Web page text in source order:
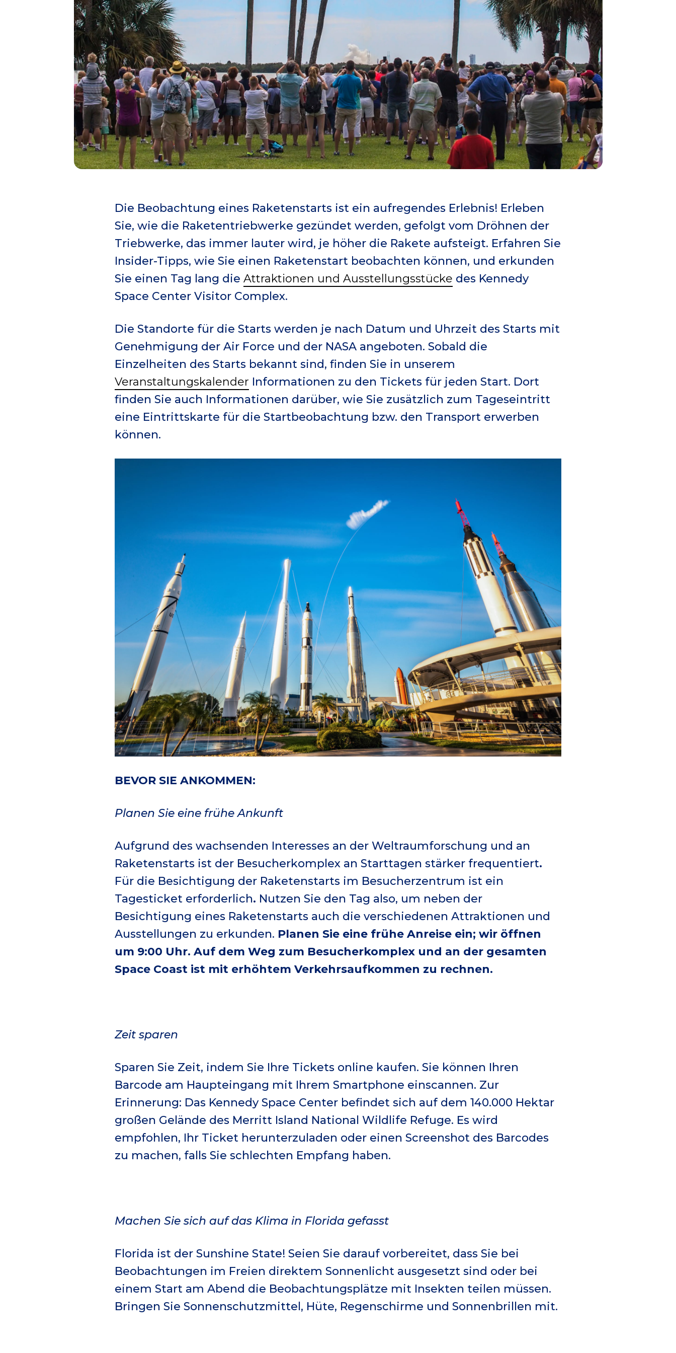
Die Beobachtung eines Raketenstarts ist ein aufregendes Erlebnis! Erleben
Sie, wie die Raketentriebwerke gezündet werden, gefolgt vom Dröhnen der
Triebwerke, das immer lauter wird, je höher die Rakete aufsteigt. Erfahren Sie
Insider-Tipps, wie Sie einen Raketenstart beobachten können, und erkunden
Sie einen Tag lang die Attraktionen und Ausstellungsstücke des Kennedy
Space Center Visitor Complex.
Die Standorte für die Starts werden je nach Datum und Uhrzeit des Starts mit
Genehmigung der Air Force und der NASA angeboten. Sobald die
Einzelheiten des Starts bekannt sind, finden Sie in unserem
Veranstaltungskalender Informationen zu den Tickets für jeden Start. Dort
finden Sie auch Informationen darüber, wie Sie zusätzlich zum Tageseintritt
eine Eintrittskarte für die Startbeobachtung bzw. den Transport erwerben
können.
BEVOR SIE ANKOMMEN:
Planen Sie eine frühe Ankunft
Aufgrund des wachsenden Interesses an der Weltraumforschung und an
Raketenstarts ist der Besucherkomplex an Starttagen stärker frequentiert.
Für die Besichtigung der Raketenstarts im Besucherzentrum ist ein
Tagesticket erforderlich. Nutzen Sie den Tag also, um neben der
Besichtigung eines Raketenstarts auch die verschiedenen Attraktionen und
Ausstellungen zu erkunden. Planen Sie eine frühe Anreise ein; wir öffnen
um 9:00 Uhr. Auf dem Weg zum Besucherkomplex und an der gesamten
Space Coast ist mit erhöhtem Verkehrsaufkommen zu rechnen.
Zeit sparen
Sparen Sie Zeit, indem Sie Ihre Tickets online kaufen. Sie können Ihren
Barcode am Haupteingang mit Ihrem Smartphone einscannen. Zur
Erinnerung: Das Kennedy Space Center befindet sich auf dem 140.000 Hektar
großen Gelände des Merritt Island National Wildlife Refuge. Es wird
empfohlen, Ihr Ticket herunterzuladen oder einen Screenshot des Barcodes
zu machen, falls Sie schlechten Empfang haben.
Machen Sie sich auf das Klima in Florida gefasst
Florida ist der Sunshine State! Seien Sie darauf vorbereitet, dass Sie bei
Beobachtungen im Freien direktem Sonnenlicht ausgesetzt sind oder bei
einem Start am Abend die Beobachtungsplätze mit Insekten teilen müssen.
Bringen Sie Sonnenschutzmittel, Hüte, Regenschirme und Sonnenbrillen mit.